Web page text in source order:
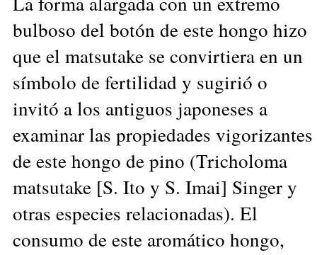
bulboso del botón de este hongo hizo
que el matsutake se convirtiera en un
símbolo de fertilidad y sugirió o
invitó a los antiguos japoneses a
examinar las propiedades vigorizantes
de este hongo de pino (Tricholoma
matsutake [S. Ito y S. Imai] Singer y
otras especies relacionadas). El
consumo de este aromático hongo,